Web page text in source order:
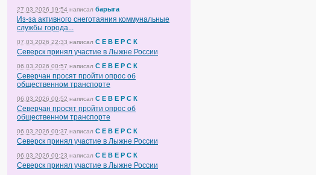
27.03.2026 19:54 написал барыга
Из-за активного снеготаяния коммунальные
службы города...
07.03.2026 22:33 написал С Е В Е Р С К
Северск принял участие в Лыжне России
06.03.2026 00:57 написал С Е В Е Р С К
Северчан просят пройти опрос об
общественном транспорте
06.03.2026 00:52 написал С Е В Е Р С К
Северчан просят пройти опрос об
общественном транспорте
06.03.2026 00:37 написал С Е В Е Р С К
Северск принял участие в Лыжне России
06.03.2026 00:23 написал С Е В Е Р С К
Северск принял участие в Лыжне России